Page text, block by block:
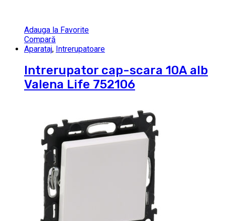
Adauga la Favorite
Compară
Aparataj, Intrerupatoare
Intrerupator cap-scara 10A alb
Valena Life 752106